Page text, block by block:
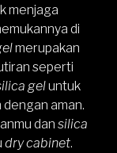
menjaga
di
merupakan
seperti
geluntuk
aman.
dan silica
dry cabinet.